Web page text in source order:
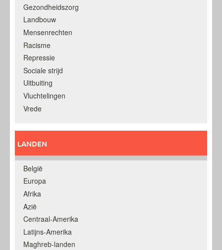
Gezondheidszorg
Landbouw
Mensenrechten
Racisme
Repressie
Sociale strijd
Uitbuiting
Vluchtelingen
Vrede
LANDEN
België
Europa
Afrika
Azië
Centraal-Amerika
Latijns-Amerika
Maghreb-landen